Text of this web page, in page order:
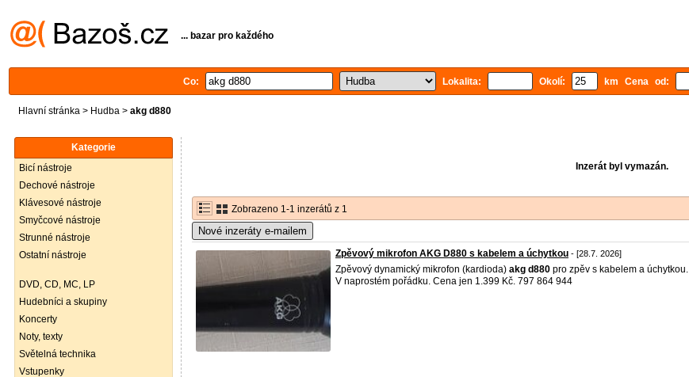
... bazar pro každého
Co: Lokalita: Okolí: km Cena od:
Hlavní stránka > Hudba > akg d880
Kategorie
Bicí nástroje
Dechové nástroje
Klávesové nástroje
Smyčcové nástroje
Strunné nástroje
Ostatní nástroje
DVD, CD, MC, LP
Hudebníci a skupiny
Koncerty
Noty, texty
Světelná technika
Vstupenky
Inzerát byl vymazán.
Zobrazeno 1-1 inzerátů z 1
Nové inzeráty e-mailem
Zpěvový mikrofon AKG D880 s kabelem a úchytkou - [28.7. 2026]
Zpěvový dynamický mikrofon (kardioda) akg d880 pro zpěv s kabelem a úchytkou.
V naprostém pořádku. Cena jen 1.399 Kč. 797 864 944